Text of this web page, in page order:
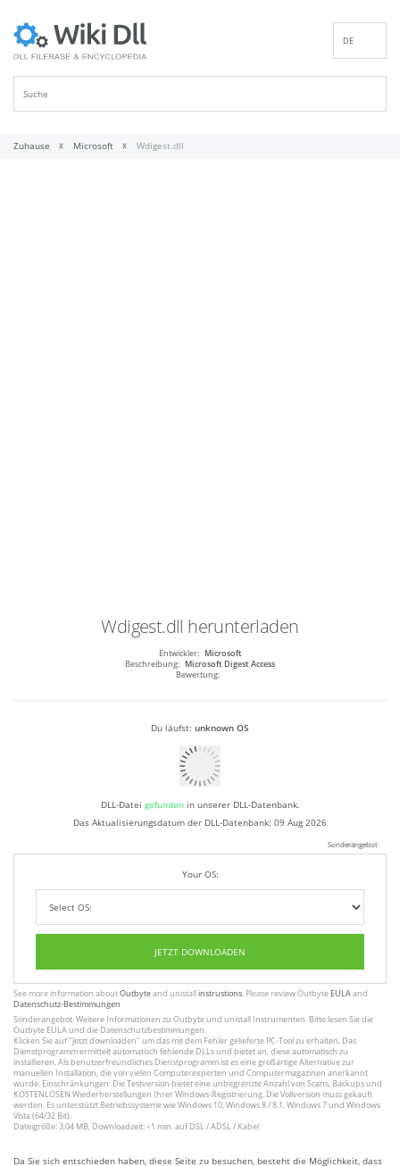
DE
Zuhause Microsoft Wdigest.dll
Wdigest.dll herunterladen
Entwickler: Microsoft
Beschreibung: Microsoft Digest Access
Bewertung:
Du läufst: unknown OS
DLL-Datei gefunden in unserer DLL-Datenbank.
Das Aktualisierungsdatum der DLL-Datenbank: 09 Aug 2026
Sonderangebot
Your OS:
JETZT DOWNLOADEN
See more information aboutOutbyteand unistallinstrustions. Please review Outbyte EULAand
Datenschutz-Bestimmungen
Sonderangebot. Weitere Informationen zu Outbyteund unistall Instrumenten. Bitte lesen Sie die
Outbyte EULAund die Datenschutzbestimmungen.
Klicken Sie auf"Jetzt downloaden" um das mit dem Fehler gelieferte PC-Tool zu erhalten. Das
Dienstprogramm ermittelt automatisch fehlende DLLs und bietet an, diese automatisch zu
installieren. Als benutzerfreundliches Dienstprogramm ist es eine großartige Alternative zur
manuellen Installation, die von vielen Computerexperten und Computermagazinen anerkannt
wurde. Einschränkungen: Die Testversion bietet eine unbegrenzte Anzahl von Scans, Backups und
KOSTENLOSEN Wiederherstellungen Ihrer Windows-Registrierung. Die Vollversion muss gekauft
werden. Es unterstützt Betriebssysteme wie Windows 10, Windows 8 / 8.1, Windows 7 und Windows
Vista (64/32 Bit).
Dateigröße: 3,04 MB, Downloadzeit: <1 min. auf DSL / ADSL / Kabel
Da Sie sich entschieden haben, diese Seite zu besuchen, besteht die Möglichkeit, dass